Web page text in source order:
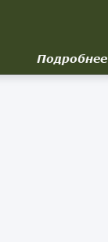
Подробнее